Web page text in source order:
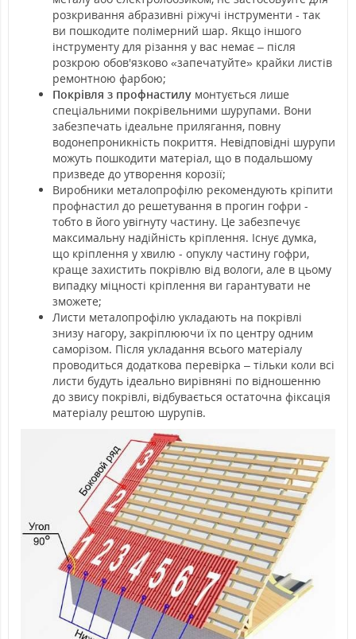
розкривання абразивні ріжучі інструменти - так
ви пошкодите полімерний шар. Якщо іншого
інструменту для різання у вас немає – після
розкрою обов'язково «запечатуйте» крайки листів
ремонтною фарбою;
Покрівля з профнастилу монтується лише
спеціальними покрівельними шурупами. Вони
забезпечать ідеальне прилягання, повну
водонепроникність покриття. Невідповідні шурупи
можуть пошкодити матеріал, що в подальшому
призведе до утворення корозії;
Виробники металопрофілю рекомендують кріпити
профнастил до решетування в прогин гофри -
тобто в його увігнуту частину. Це забезпечує
максимальну надійність кріплення. Існує думка,
що кріплення у хвилю - опуклу частину гофри,
краще захистить покрівлю від вологи, але в цьому
випадку міцності кріплення ви гарантувати не
зможете;
Листи металопрофілю укладають на покрівлі
знизу нагору, закріплюючи їх по центру одним
саморізом. Після укладання всього матеріалу
проводиться додаткова перевірка – тільки коли всі
листи будуть ідеально вирівняні по відношенню
до звису покрівлі, відбувається остаточна фіксація
матеріалу рештою шурупів.